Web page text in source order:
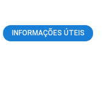
INFORMAÇÕES ÚTEIS